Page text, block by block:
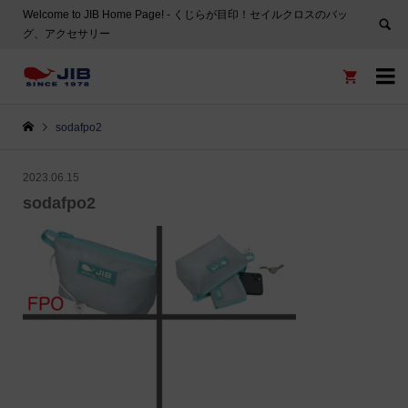
Welcome to JIB Home Page! ‐ くじらが目印！セイルクロスのバッ
グ、アクセサリー


sodafpo2
2023.06.15
sodafpo2